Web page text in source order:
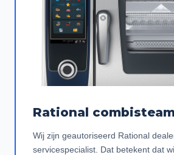
Rational
Wij zijn geautoriseerd Rational
servicespecialist. Dat betekent dat